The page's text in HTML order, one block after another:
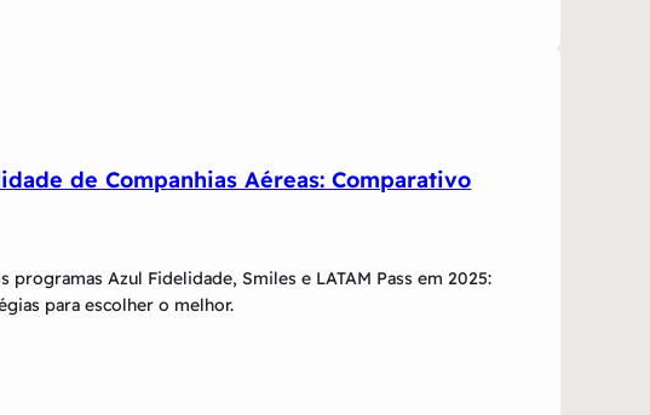
de Companhias Aéreas: Comparativo
Azul Fidelidade, Smiles e LATAM Pass em 2025:
para escolher o melhor.